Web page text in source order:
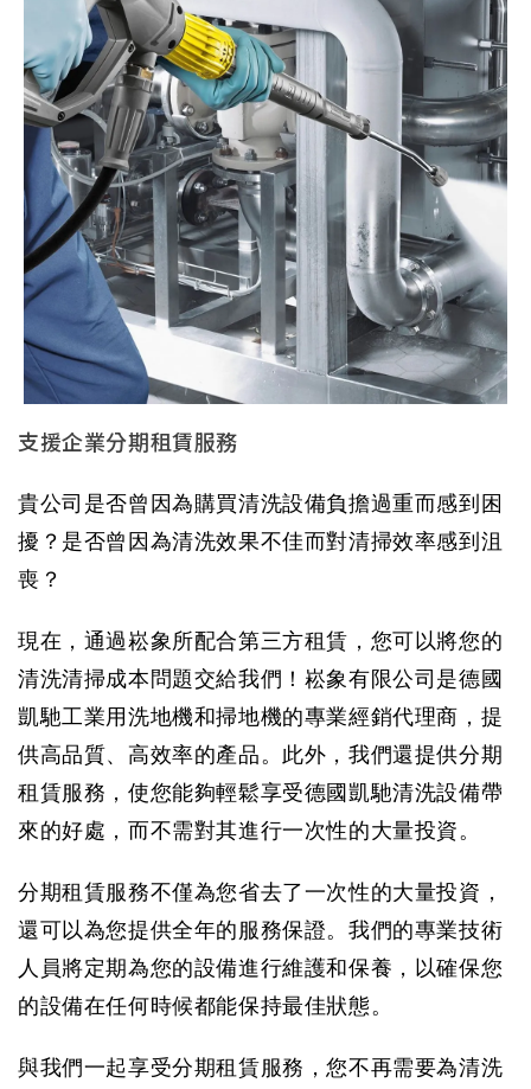
支援企業分期租賃服務
貴公司是否曾因為購買清洗設備負擔過重而感到困
擾？是否曾因為清洗效果不佳而對清掃效率感到沮
喪？
現在，通過崧象所配合第三方租賃，您可以將您的
清洗清掃成本問題交給我們！崧象有限公司是德國
凱馳工業用洗地機和掃地機的專業經銷代理商，提
供高品質、高效率的產品。此外，我們還提供分期
租賃服務，使您能夠輕鬆享受德國凱馳清洗設備帶
來的好處，而不需對其進行一次性的大量投資。
分期租賃服務不僅為您省去了一次性的大量投資，
還可以為您提供全年的服務保證。我們的專業技術
人員將定期為您的設備進行維護和保養，以確保您
的設備在任何時候都能保持最佳狀態。
與我們一起享受分期租賃服務，您不再需要為清洗